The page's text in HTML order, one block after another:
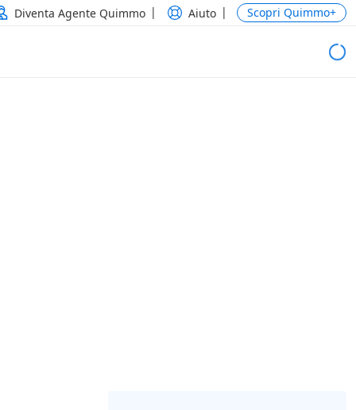
Diventa Agente Quimmo Aiuto Scopri Quimmo+